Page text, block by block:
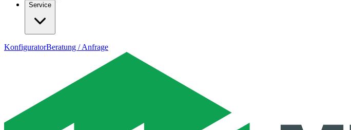
Service
KonfiguratorBeratung / Anfrage